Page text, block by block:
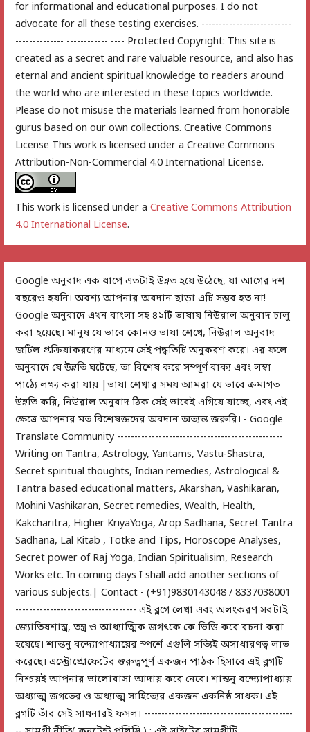
for informational and educational purposes. I do not
advocate for all these testing exercises. --------------------------
-------------- ------------ ---- Protected Copyright: This site is
created as a secret and rare valuable resource, and also has
eternal and ancient spiritual knowledge to readers around
the world who are interested in these topics worldwide.
Please do not misuse the materials learned from honorable
gurus based on our own collections. Creative Commons
License This work is licensed under a Creative Commons
Attribution-Non-Commercial 4.0 International License.
This work is licensed under aCreative Commons Attribution
4.0 International License.
Google অনুবাদ এক ধাপে এতটাই উন্নত হয়ে উঠেছে, যা আগের দশ
বছরেও হয়নি। অবশ্য আপনার অবদান ছাড়া এটি সম্ভব হত না!
Google অনুবাদে এখন বাংলা সহ ৪১টি ভাষায় নিউরাল অনুবাদ চালু
করা হয়েছে। মানুষ যে ভাবে কোনও ভাষা শেখে, নিউরাল অনুবাদ
জটিল প্রক্রিয়াকরণের মাধ্যমে সেই পদ্ধতিটি অনুকরণ করে। এর ফলে
অনুবাদে যে উন্নতি ঘটেছে, তা বিশেষ করে সম্পূর্ণ বাক্য এবং লম্বা
পাঠ্যে লক্ষ্য করা যায় |ভাষা শেখার সময় আমরা যে ভাবে ক্রমাগত
উন্নতি করি, নিউরাল অনুবাদ ঠিক সেই ভাবেই এগিয়ে যাচ্ছে, এবং এই
ক্ষেত্রে আপনার মত বিশেষজ্ঞদের অবদান অত্যন্ত জরুরি। - Google
Translate Community ------------------------------------------------
Writing on Tantra, Astrology, Yantams, Vastu-Shastra,
Secret spiritual thoughts, Indian remedies, Astrological &
Tantra based educational matters, Akarshan, Vashikaran,
Mohini Vashikaran, Secret remedies, Wealth, Health,
Kakcharitra, Higher KriyaYoga, Arop Sadhana, Secret Tantra
Sadhana, Lal Kitab , Totke and Tips, Horoscope Analyses,
Secret power of Raj Yoga, Indian Spiritualisim, Research
Works etc. In coming days I shall add another sections of
various subjects.| Contact - (+91)9830143048 / 8337038001
----------------------------------- এই ব্লগে লেখা এবং অলংকরণ সবটাই
জ্যোতিষশাস্ত্র, তন্ত্র ও আধ্যাত্মিক জগৎকে কে ভিত্তি করে রচনা করা
হয়েছে। শান্তনু বন্দ্যোপাধ্যায়ের স্পর্শে এগুলি সত্যিই অসাধারণত্ব লাভ
করেছে। এস্ট্রোপ্রোফেটের গুরুত্বপূর্ণ একজন পাঠক হিসাবে এই ব্লগটি
নিশ্চয়ই আপনার ভালোবাসা আদায় করে নেবে। শান্তনু বন্দ্যোপাধ্যায়
অধ্যাত্ম জগতের ও অধ্যাত্ম সাহিত্যের একজন একনিষ্ঠ সাধক। এই
ব্লগটি তাঁর সেই সাধনারই ফসল। -------------------------------------------